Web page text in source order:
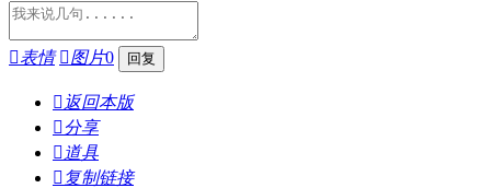
表情 图片0
 返回本版
分享
 道具
 复制链接